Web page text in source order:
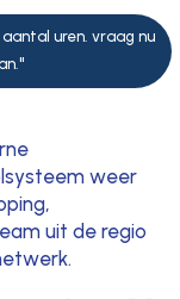
uren. vraag nu
weer
uit de regio